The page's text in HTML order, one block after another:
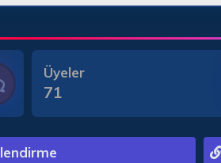
Üyeler
71